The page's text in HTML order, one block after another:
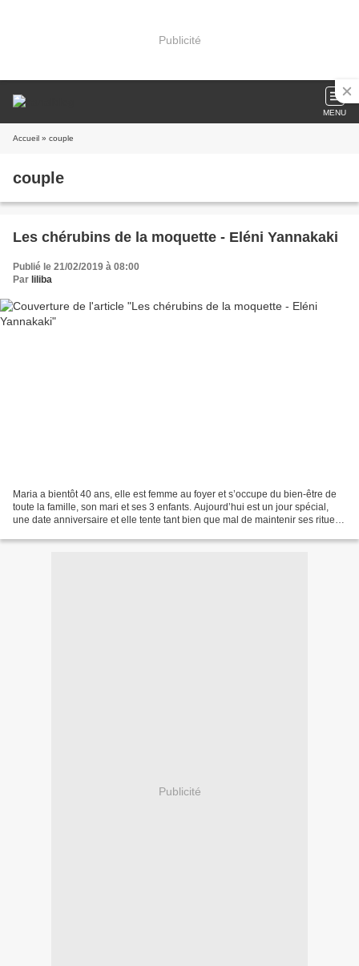
Publicité
MENU
Accueil » couple
couple
Les chérubins de la moquette - Eléni Yannakaki
Publié le 21/02/2019 à 08:00
Par liliba
Maria a bientôt 40 ans, elle est femme au foyer et s’occupe du bien-être de
toute la famille, son mari et ses 3 enfants. Aujourd’hui est un jour spécial,
une date anniversaire et elle tente tant bien que mal de maintenir ses rituels
Publicité